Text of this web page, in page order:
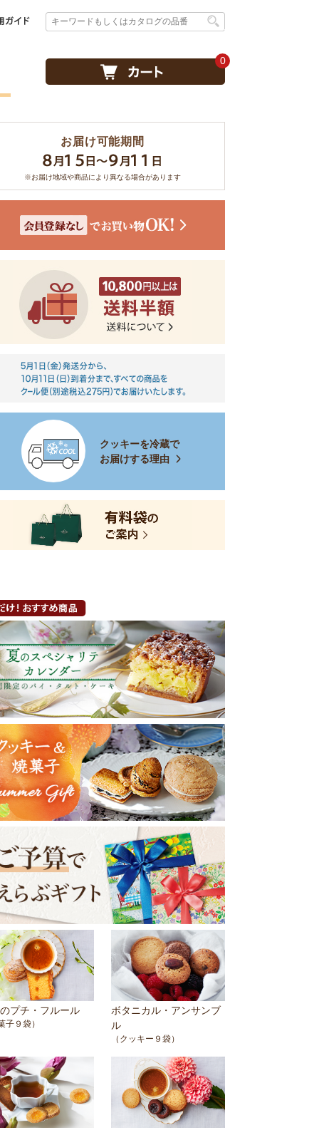
0
お届け可能期間
※お届け地域や商品により異なる場合があります
クッキーを冷蔵で
お届けする理由
プチ・フルール
子９袋）
ボタニカル・アンサンブ
ル
（クッキー９袋）